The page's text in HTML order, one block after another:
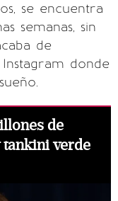
se encuentra
semanas, sin
de
donde
de
tankini verde